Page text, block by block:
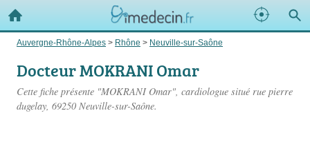
Auvergne-Rhône-Alpes > Rhône > Neuville-sur-Saône
Docteur MOKRANI Omar
Cette fiche présente "MOKRANI Omar", cardiologue situé rue pierre
dugelay, 69250 Neuville-sur-Saône.